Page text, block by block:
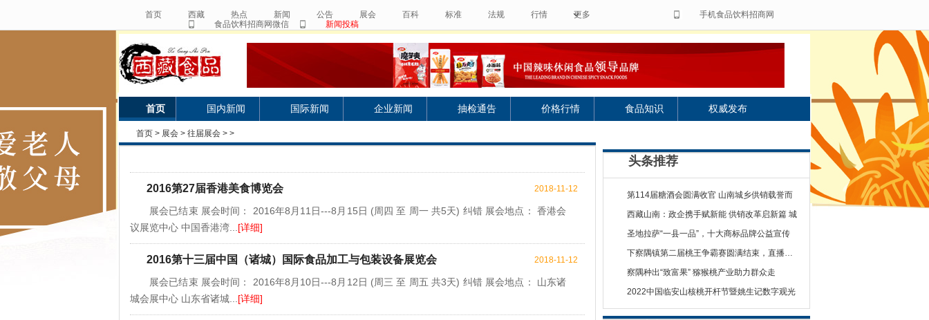
首页 西藏 热点 新闻 公告 展会 百科 标准 法规 行情 更多
手机食品饮料招商网
食品饮料招商网微信
新闻投稿
首页 国内新闻 国际新闻 企业新闻 抽检通告 价格行情 食品知识 权威发布
首页 > 展会 > 往届展会 > >
2016第27届香港美食博览会 2018-11-12
展会已结束 展会时间： 2016年8月11日---8月15日 (周四 至 周一 共5天) 纠错 展会地点： 香港会
议展览中心 中国香港湾... [详细]
2016第十三届中国（诸城）国际食品加工与包装设备展览会 2018-11-12
展会已结束 展会时间： 2016年8月10日---8月12日 (周三 至 周五 共3天) 纠错 展会地点： 山东诸
城会展中心 山东省诸城... [详细]
头条推荐
第114届糖酒会圆满收官 山南城乡供销载誉而
西藏山南：政企携手赋新能 供销改革启新篇 城
圣地拉萨“一县一品”，十大商标品牌公益宣传
下察隅镇第二届桃王争霸赛圆满结束，直播带货
察隅种出“致富果” 猕猴桃产业助力群众走
2022中国临安山核桃开杆节暨姚生记数字观光